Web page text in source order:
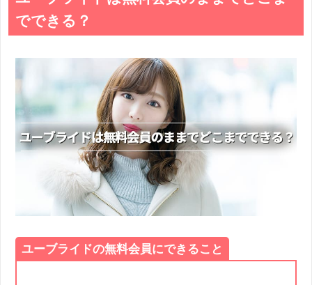
でできる？
ユーブライドの無料会員にできること